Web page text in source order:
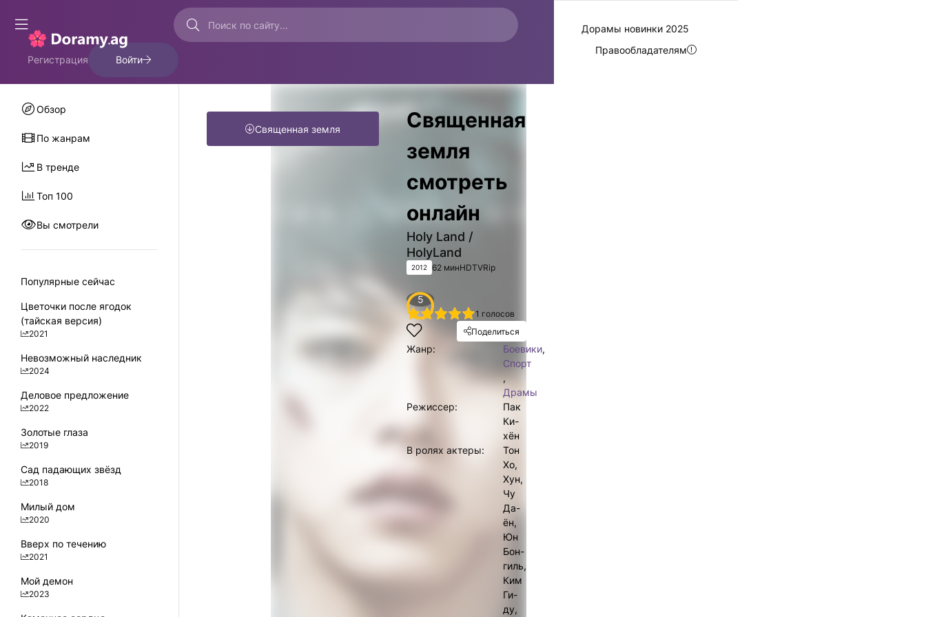
Регистрация Войти
Священная
земля
смотреть
онлайн
Holy Land /
HolyLand
2012 62 минHDTVRip
Священная земля
5
1 голосов
Поделиться
Жанр: Боевики,
Спорт
,
Драмы
Режиссер:
Пак
Ки-
хён
В ролях актеры:
Тон
Хо,
Хун,
Чу
Да-
ён,
Юн
Бон-
гиль,
Ким
Ги-
ду,
Обзор
По жанрам
В тренде
Топ 100
Вы смотрели
Популярные сейчас
Цветочки после ягодок
(тайская версия)
2021
Невозможный наследник
2024
Деловое предложение
2022
Золотые глаза
2019
Сад падающих звёзд
2018
Милый дом
2020
Вверх по течению
2021
Мой демон
2023
Дорамы новинки 2025
Правообладателям